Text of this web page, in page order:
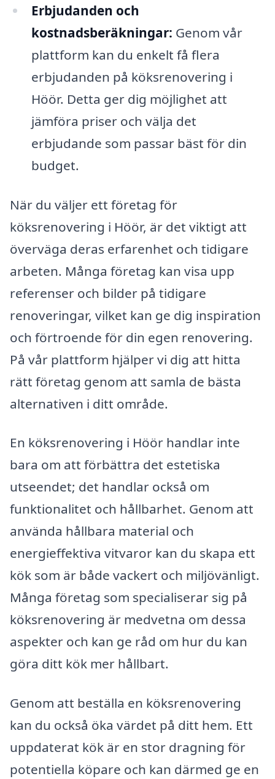
Erbjudanden och
kostnadsberäkningar: Genom vår
plattform kan du enkelt få flera
erbjudanden på köksrenovering i
Höör. Detta ger dig möjlighet att
jämföra priser och välja det
erbjudande som passar bäst för din
budget.
När du väljer ett företag för
köksrenovering i Höör, är det viktigt att
överväga deras erfarenhet och tidigare
arbeten. Många företag kan visa upp
referenser och bilder på tidigare
renoveringar, vilket kan ge dig inspiration
och förtroende för din egen renovering.
På vår plattform hjälper vi dig att hitta
rätt företag genom att samla de bästa
alternativen i ditt område.
En köksrenovering i Höör handlar inte
bara om att förbättra det estetiska
utseendet; det handlar också om
funktionalitet och hållbarhet. Genom att
använda hållbara material och
energieffektiva vitvaror kan du skapa ett
kök som är både vackert och miljövänligt.
Många företag som specialiserar sig på
köksrenovering är medvetna om dessa
aspekter och kan ge råd om hur du kan
göra ditt kök mer hållbart.
Genom att beställa en köksrenovering
kan du också öka värdet på ditt hem. Ett
uppdaterat kök är en stor dragning för
potentiella köpare och kan därmed ge en